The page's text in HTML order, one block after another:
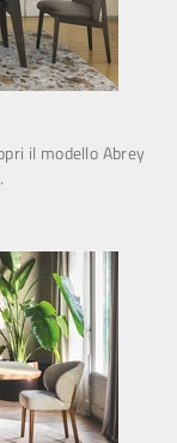
il modello Abrey